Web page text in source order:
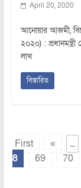
April 20, 2020
আনোয়ার আজমী,
২০২০) :
লাখ
বিস্তারিত
First
« ...
8
69 70